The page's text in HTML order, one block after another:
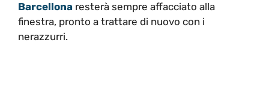
Barcellona resterà sempre affacciato alla
finestra, pronto a trattare di nuovo con i
nerazzurri.